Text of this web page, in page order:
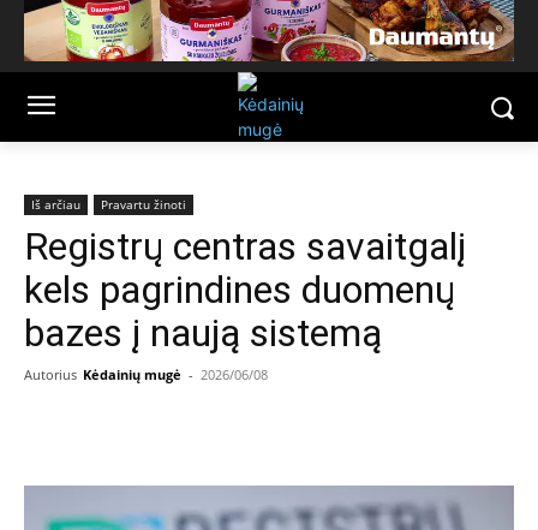
Iš arčiau Pravartu žinoti
Registrų centras savaitgalį
kels pagrindines duomenų
bazes į naują sistemą
Autorius Kėdainių mugė - 2026/06/08